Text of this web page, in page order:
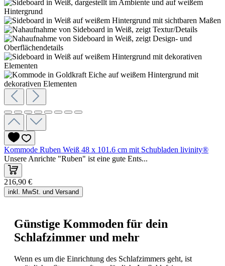
Kommode Ruben Weiß 48 x 101.6 cm mit Schubladen livinity®
Unsere Anrichte "Ruben" ist eine gute Ents...
216,90 €
inkl. MwSt. und Versand
Günstige Kommoden für dein
Schlafzimmer und mehr
Wenn es um die Einrichtung des Schlafzimmers geht, ist